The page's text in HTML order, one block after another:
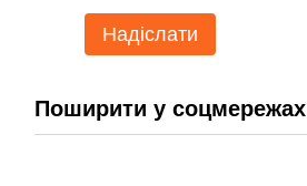
Надіслати
Поширити у соцмережах